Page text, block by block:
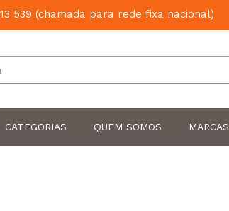
539 (chamada para rede fixa nacional)
Pesquisar
CATEGORIAS QUEM SOMOS MARCAS